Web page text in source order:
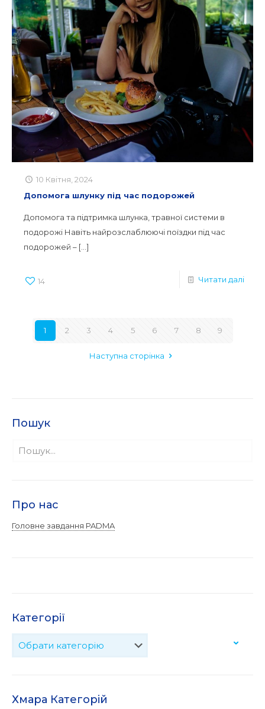
10 Квітня, 2024
Допомога шлунку під час подорожей
Допомога та підтримка шлунка, травної системи в
подорожі Навіть найрозслаблюючі поїздки під час
подорожей – […]
14 Читати далі
1 2 3 4 5 6 7 8 9
Наступна сторінка
Пошук
Про нас
Головне завдання PADMA
Категорії
Хмара Категорій